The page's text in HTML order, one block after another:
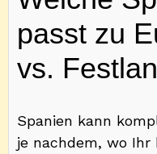
passt zu
vs.
Spanien kann
je nachdem, wo